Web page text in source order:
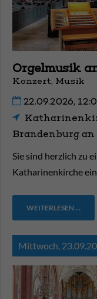
Orgelmusik
Konzert, Musik
22.09.2026,
Brandenburg an
Sie sind herzlich zu
Katharinenkirche
WEITERLESEN …
Mittwoch,